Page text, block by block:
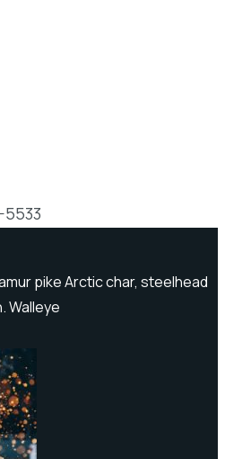
pike Arctic char, steelhead
Walleye